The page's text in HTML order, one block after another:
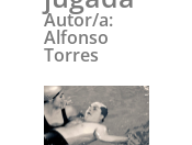
Autor/a:
Alfonso
Torres